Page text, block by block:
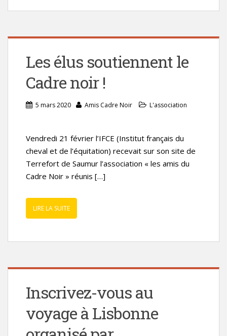
Les élus soutiennent le
Cadre noir !
5 mars 2020 Amis Cadre Noir L'association
Vendredi 21 février l’IFCE (Institut français du
cheval et de l’équitation) recevait sur son site de
Terrefort de Saumur l’association « les amis du
Cadre Noir » réunis […]
LIRE LA SUITE
Inscrivez-vous au
voyage à Lisbonne